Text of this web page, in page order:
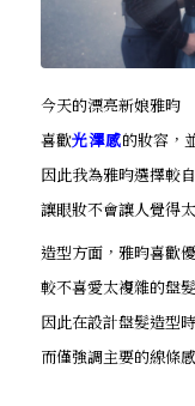
今天的漂亮新娘雅昀
喜歡光澤感的妝容，
因此我為雅昀選擇較
讓眼妝不會讓人覺得
造型方面，雅昀喜歡
較不喜愛太複雜的盤髮
因此在設計盤髮造型
而僅強調主要的線條